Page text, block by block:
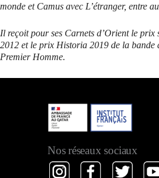
monde et Camus avec L’étranger, entre
Il reçoit pour ses Carnets d’Orient le
2012 et le prix Historia 2019 de la bande
Premier Homme.
Nos réseaux sociaux